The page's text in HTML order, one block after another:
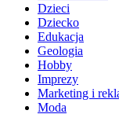
Dzieci
Dziecko
Edukacja
Geologia
Hobby
Imprezy
Marketing i
Moda